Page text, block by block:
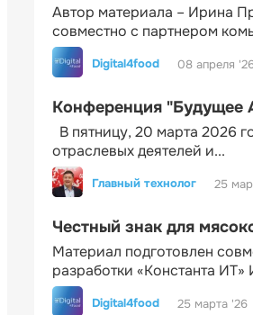
Автор материала – Ирина
совместно с партнером
Digital4food 08 апреля
Конференция "Будущее
В пятницу, 20 марта 2026
отраслевых деятелей и...
Главный технолог 25
Честный знак для
Материал подготовлен
разработки «Константа ИТ»
Digital4food 25 марта '26